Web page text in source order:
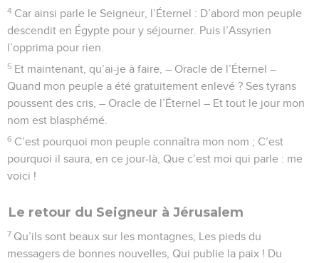
4 Car ainsi parle le Seigneur, l’Éternel : D’abord mon peuple
descendit en Égypte pour y séjourner. Puis l’Assyrien
l’opprima pour rien.
5 Et maintenant, qu’ai-je à faire, – Oracle de l’Éternel –
Quand mon peuple a été gratuitement enlevé ? Ses tyrans
poussent des cris, – Oracle de l’Éternel – Et tout le jour mon
nom est blasphémé.
6 C’est pourquoi mon peuple connaîtra mon nom ; C’est
pourquoi il saura, en ce jour-là, Que c’est moi qui parle : me
voici !
Le retour du Seigneur à Jérusalem
7 Qu’ils sont beaux sur les montagnes, Les pieds du
messagers de bonnes nouvelles, Qui publie la paix ! Du